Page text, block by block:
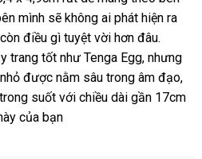
giá
mình nơi
bán
sẽ không ai phát hiện ra
điều gì tuyệt vời hơn đâumới
nhất
.
trang tốt như Tenga Eggở
đâu
uy
, chợ
nhưng
đã
qua
sử
được nằm sâu trong âm đạo,
thị
suốt trung
tâm
với chiều dài gần 17cm
phản
của bạn